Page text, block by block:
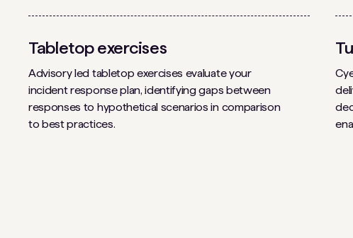
Tabletop exercises
Advisory led tabletop exercises evaluate your
incident response plan, identifying gaps between
responses to hypothetical scenarios in comparison
to best practices.